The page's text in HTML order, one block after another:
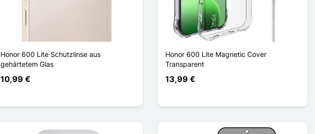
Honor 600 Lite Schutzlinse aus
gehärtetem Glas
10,99 €
Honor 600 Lite Magnetic Cover
Transparent
13,99 €